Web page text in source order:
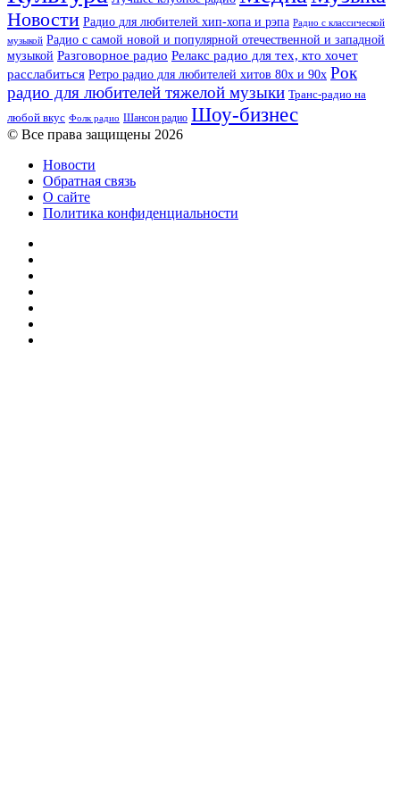
Новости Радио для любителей хип-хопа и рэпа Радио с классической
музыкой Радио с самой новой и популярной отечественной и западной
музыкой Разговорное радио Релакс радио для тех, кто хочет
расслабиться Ретро радио для любителей хитов 80х и 90х Рок
радио для любителей тяжелой музыки Транс-радио на
любой вкус Фолк радио Шансон радио Шоу-бизнес
© Все права защищены 2026
Новости
Обратная связь
О сайте
Политика конфиденциальности